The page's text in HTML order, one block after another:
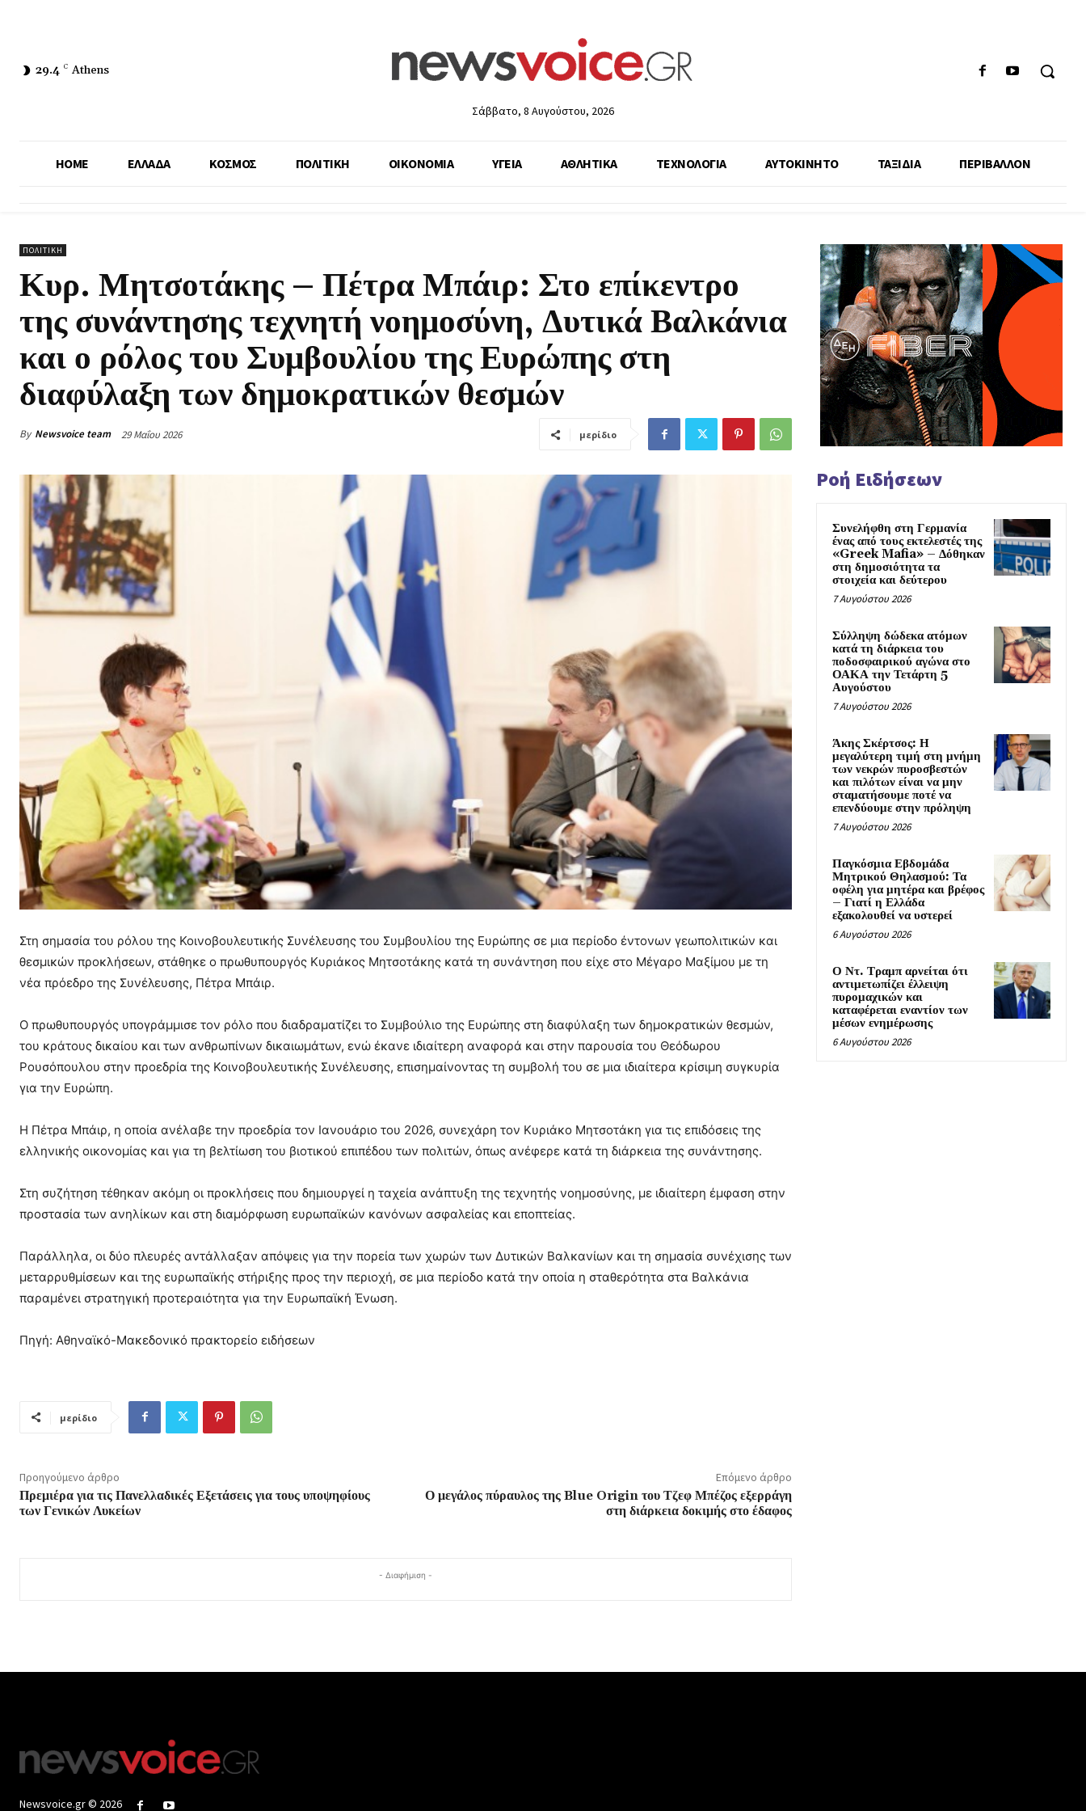
29.4 C Athens
Σάββατο, 8 Αυγούστου, 2026
HOME ΕΛΛΑΔΑ ΚΟΣΜΟΣ ΠΟΛΙΤΙΚΗ ΟΙΚΟΝΟΜΙΑ ΥΓΕΙΑ ΑΘΛΗΤΙΚΑ ΤΕΧΝΟΛΟΓΙΑ ΑΥΤΟΚΙΝΗΤΟ ΤΑΞΙΔΙΑ ΠΕΡΙΒΑΛΛΟΝ
ΠΟΛΙΤΙΚΗ
Κυρ. Μητσοτάκης – Πέτρα Μπάιρ: Στο επίκεντρο
της συνάντησης τεχνητή νοημοσύνη, Δυτικά Βαλκάνια
και ο ρόλος του Συμβουλίου της Ευρώπης στη
διαφύλαξη των δημοκρατικών θεσμών
By Newsvoice team 29 Μαΐου 2026 μερίδιο
Στη σημασία του ρόλου της Κοινοβουλευτικής Συνέλευσης του Συμβουλίου της Ευρώπης σε μια περίοδο έντονων γεωπολιτικών και
θεσμικών προκλήσεων, στάθηκε ο πρωθυπουργός Κυριάκος Μητσοτάκης κατά τη συνάντηση που είχε στο Μέγαρο Μαξίμου με τη
νέα πρόεδρο της Συνέλευσης, Πέτρα Μπάιρ.
Ο πρωθυπουργός υπογράμμισε τον ρόλο που διαδραματίζει το Συμβούλιο της Ευρώπης στη διαφύλαξη των δημοκρατικών θεσμών,
του κράτους δικαίου και των ανθρωπίνων δικαιωμάτων, ενώ έκανε ιδιαίτερη αναφορά και στην παρουσία του Θεόδωρου
Ρουσόπουλου στην προεδρία της Κοινοβουλευτικής Συνέλευσης, επισημαίνοντας τη συμβολή του σε μια ιδιαίτερα κρίσιμη συγκυρία
για την Ευρώπη.
Η Πέτρα Μπάιρ, η οποία ανέλαβε την προεδρία τον Ιανουάριο του 2026, συνεχάρη τον Κυριάκο Μητσοτάκη για τις επιδόσεις της
ελληνικής οικονομίας και για τη βελτίωση του βιοτικού επιπέδου των πολιτών, όπως ανέφερε κατά τη διάρκεια της συνάντησης.
Στη συζήτηση τέθηκαν ακόμη οι προκλήσεις που δημιουργεί η ταχεία ανάπτυξη της τεχνητής νοημοσύνης, με ιδιαίτερη έμφαση στην
προστασία των ανηλίκων και στη διαμόρφωση ευρωπαϊκών κανόνων ασφαλείας και εποπτείας.
Παράλληλα, οι δύο πλευρές αντάλλαξαν απόψεις για την πορεία των χωρών των Δυτικών Βαλκανίων και τη σημασία συνέχισης των
μεταρρυθμίσεων και της ευρωπαϊκής στήριξης προς την περιοχή, σε μια περίοδο κατά την οποία η σταθερότητα στα Βαλκάνια
παραμένει στρατηγική προτεραιότητα για την Ευρωπαϊκή Ένωση.
Πηγή: Αθηναϊκό-Μακεδονικό πρακτορείο ειδήσεων
μερίδιο
Προηγούμενο άρθρο
Πρεμιέρα για τις Πανελλαδικές Εξετάσεις για τους υποψηφίους
των Γενικών Λυκείων
Επόμενο άρθρο
Ο μεγάλος πύραυλος της Blue Origin του Τζεφ Μπέζος εξερράγη
στη διάρκεια δοκιμής στο έδαφος
- Διαφήμιση -
Ροή Ειδήσεων
Συνελήφθη στη Γερμανία
ένας από τους εκτελεστές της
«Greek Mafia» – Δόθηκαν
στη δημοσιότητα τα
στοιχεία και δεύτερου
7 Αυγούστου 2026
Σύλληψη δώδεκα ατόμων
κατά τη διάρκεια του
ποδοσφαιρικού αγώνα στο
ΟΑΚΑ την Τετάρτη 5
Αυγούστου
7 Αυγούστου 2026
Άκης Σκέρτσος: Η
μεγαλύτερη τιμή στη μνήμη
των νεκρών πυροσβεστών
και πιλότων είναι να μην
σταματήσουμε ποτέ να
επενδύουμε στην πρόληψη
7 Αυγούστου 2026
Παγκόσμια Εβδομάδα
Μητρικού Θηλασμού: Τα
οφέλη για μητέρα και βρέφος
– Γιατί η Ελλάδα
εξακολουθεί να υστερεί
6 Αυγούστου 2026
Ο Ντ. Τραμπ αρνείται ότι
αντιμετωπίζει έλλειψη
πυρομαχικών και
καταφέρεται εναντίον των
μέσων ενημέρωσης
6 Αυγούστου 2026
Newsvoice.gr © 2026